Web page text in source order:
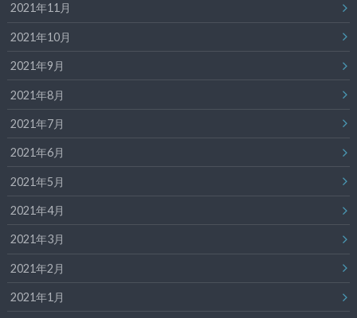
2021年11月
2021年10月
2021年9月
2021年8月
2021年7月
2021年6月
2021年5月
2021年4月
2021年3月
2021年2月
2021年1月